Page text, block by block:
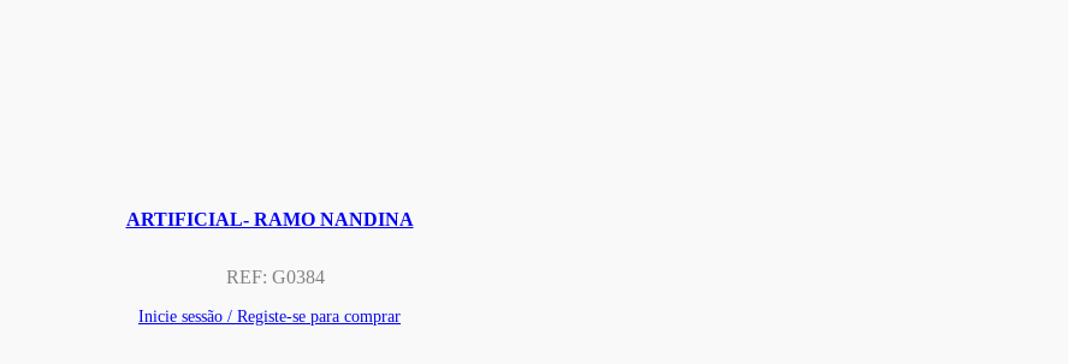
ARTIFICIAL- RAMO NANDINA
REF: G0384
Inicie sessão / Registe-se para comprar